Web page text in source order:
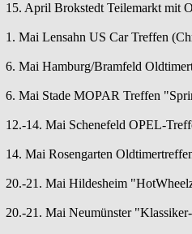
15. April Brokstedt Teilemarkt mit
1. Mai Lensahn US Car Treffen
6. Mai Hamburg/Bramfeld
6. Mai Stade MOPAR Treffen
12.-14. Mai Schenefeld OPEL-
14. Mai Rosengarten
20.-21. Mai Hildesheim
20.-21. Mai Neumünster